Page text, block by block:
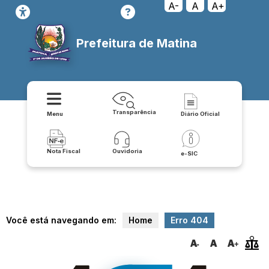
relatorio/exportar_v2/contratos-covid/json A- A A+
Prefeitura de Matina
Menu Transparência Diário Oficial
Nota Fiscal Ouvidoria e-SIC
Você está navegando em: Home Erro 404